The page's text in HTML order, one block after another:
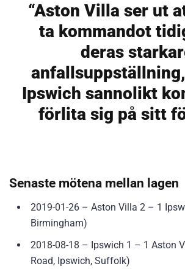
“Aston Villa ser ut
ta kommandot
deras
Ipswich sannolikt
förlita sig på sitt
Senaste mötena mellan lagen
2019-01-26 – Aston Villa 2 – 1
Birmingham)
2018-08-18 – Ipswich 1 – 1 Aston
Road, Ipswich, Suffolk)